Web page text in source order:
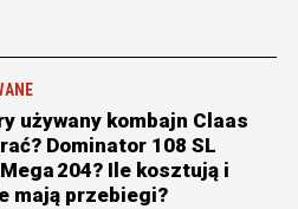
używany kombajn Claas
Dominator 108 SL
204? Ile kosztują i
mają przebiegi?